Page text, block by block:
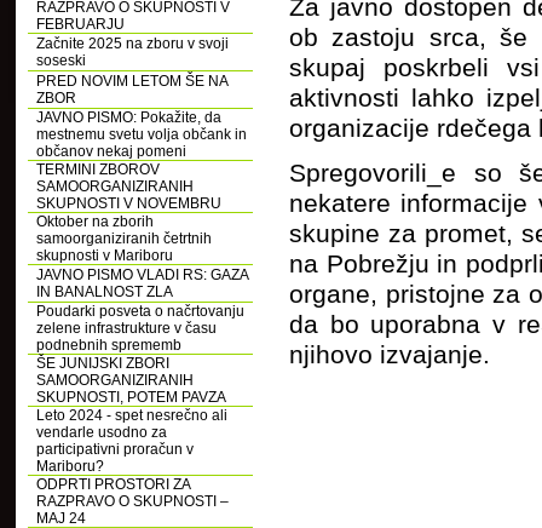
RAZPRAVO O SKUPNOSTI V
FEBRUARJU
Začnite 2025 na zboru v svoji
soseski
PRED NOVIM LETOM ŠE NA
ZBOR
JAVNO PISMO: Pokažite, da
mestnemu svetu volja občank in
občanov nekaj pomeni
TERMINI ZBOROV
SAMOORGANIZIRANIH
SKUPNOSTI V NOVEMBRU
Oktober na zborih
samoorganiziranih četrtnih
skupnosti v Mariboru
JAVNO PISMO VLADI RS: GAZA
IN BANALNOST ZLA
Poudarki posveta o načrtovanju
zelene infrastrukture v času
podnebnih sprememb
ŠE JUNIJSKI ZBORI
SAMOORGANIZIRANIH
SKUPNOSTI, POTEM PAVZA
Leto 2024 - spet nesrečno ali
vendarle usodno za
participativni proračun v
Mariboru?
ODPRTI PROSTORI ZA
RAZPRAVO O SKUPNOSTI –
MAJ 24
Za javno dostopen
ob zastoju srca, še
skupaj poskrbeli
aktivnosti lahko
organizacije rdečega
Spregovorili_e so
nekatere
skupine za promet,
na Pobrežju in
organe, pristojne za
da bo uporabna v
njihovo izvajanje.